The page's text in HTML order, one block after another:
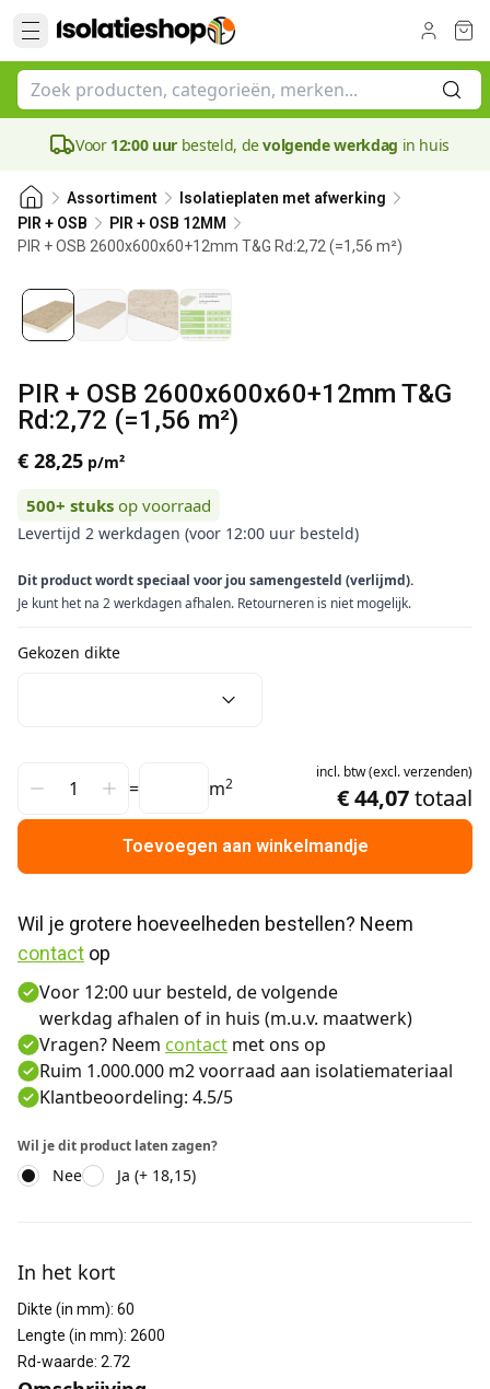
Voor 12:00 uur besteld, devolgende werkdag in huis
Assortiment
Isolatieplaten met afwerking
PIR + OSB
PIR + OSB 12MM
PIR + OSB 2600x600x60+12mm T&G Rd:2,72 (=1,56 m²)60 mm
PIR + OSB 2600x600x60+12mm T&G
Rd:2,72 (=1,56 m²)
€ 28,25 p/m²
500+ stuks op voorraad
Levertijd 2 werkdagen (voor 12:00 uur besteld)
Dit product wordt speciaal voor jou samengesteld (verlijmd).
Je kunt het na 2 werkdagen afhalen. Retourneren is niet mogelijk.
Gekozen dikte
= m2
incl. btw(excl.verzenden)
€ 44,07totaal
Toevoegen aan winkelmandje
contact op
Voor 12:00 uur besteld, de volgende
werkdag afhalen of in huis (m.u.v. maatwerk)
Vragen? Neem contact met ons op
Ruim 1.000.000 m2 voorraad aan isolatiemateriaal
Klantbeoordeling: 4.5/5
Wil je dit product laten zagen?
Nee Ja (+ 18,15)
In het kort
Dikte (in mm): 60
Lengte (in mm): 2600
Rd-waarde: 2.72